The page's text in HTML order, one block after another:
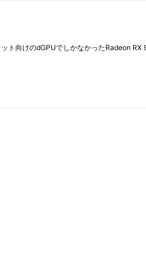
ト向けのdGPUでしかなかったRadeon